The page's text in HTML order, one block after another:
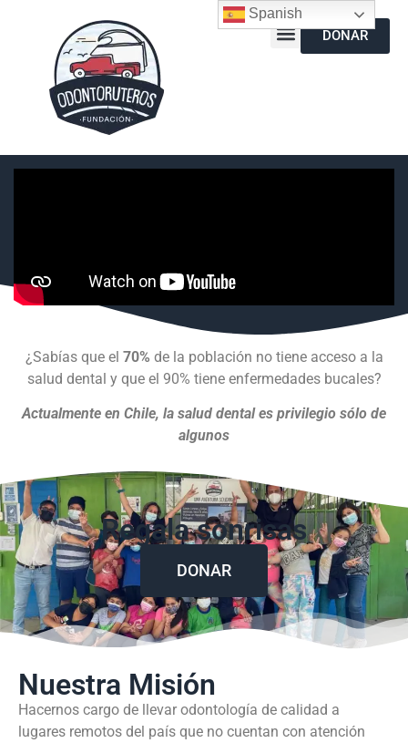
DONAR
¿Sabías que el 70% de la población no tiene acceso a la
salud dental y que el 90% tiene enfermedades bucales?
Actualmente en Chile, la salud dental es privilegio sólo de
algunos
Regala sonrisas
DONAR
Nuestra Misión
Hacernos cargo de llevar odontología de calidad a
lugares remotos del país que no cuentan con atención
Spanish